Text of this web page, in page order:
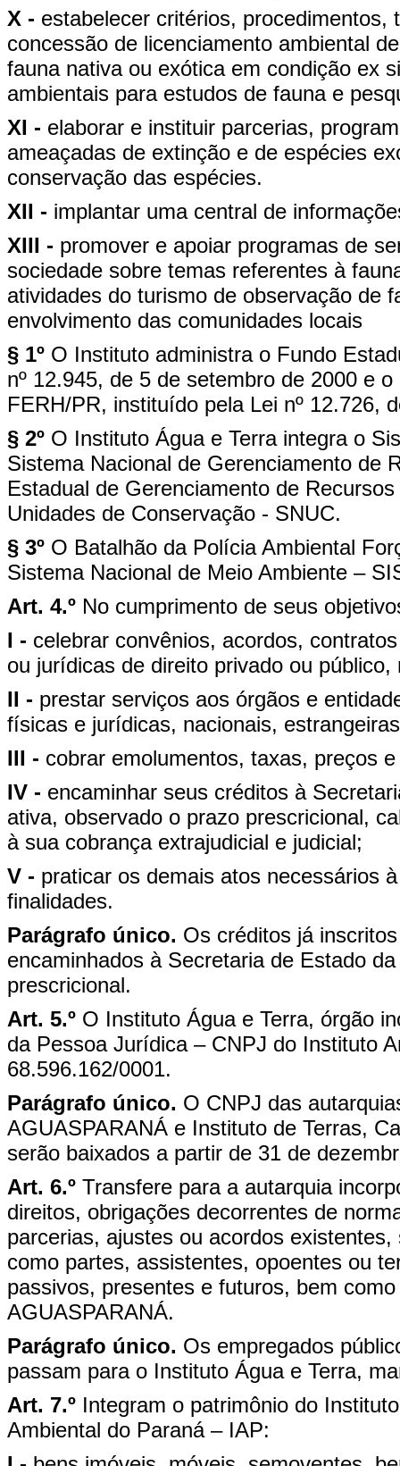
X - estabelecer critérios,
concessão de licenciamento ambiental
fauna nativa ou exótica em condição ex
ambientais para estudos de fauna e
XI - elaborar e instituir parcerias,
ameaçadas de extinção e de espécies
conservação das espécies.
XII - implantar uma central de
XIII - promover e apoiar programas de
sociedade sobre temas referentes à
atividades do turismo de observação de
envolvimento das comunidades locais
§ 1º O Instituto administra o Fundo
nº 12.945, de 5 de setembro de 2000 e
FERH/PR, instituído pela Lei nº 12.726,
§ 2º O Instituto Água e Terra integra o
Sistema Nacional de Gerenciamento de
Estadual de Gerenciamento de
Unidades de Conservação - SNUC.
§ 3º O Batalhão da Polícia Ambiental
Sistema Nacional de Meio Ambiente –
Art. 4.º No cumprimento de seus
I - celebrar convênios, acordos,
ou jurídicas de direito privado ou
II - prestar serviços aos órgãos e
físicas e jurídicas, nacionais,
III - cobrar emolumentos, taxas, preços
IV - encaminhar seus créditos à
ativa, observado o prazo prescricional,
à sua cobrança extrajudicial e judicial;
V - praticar os demais atos necessários
finalidades.
Parágrafo único. Os créditos já
encaminhados à Secretaria de Estado
prescricional.
Art. 5.º O Instituto Água e Terra, órgão
da Pessoa Jurídica – CNPJ do Instituto
68.596.162/0001.
Parágrafo único. O CNPJ das
AGUASPARANÁ e Instituto de Terras,
serão baixados a partir de 31 de
Art. 6.º Transfere para a autarquia
direitos, obrigações decorrentes de
parcerias, ajustes ou acordos
como partes, assistentes, opoentes ou
passivos, presentes e futuros, bem
AGUASPARANÁ.
Parágrafo único. Os empregados
passam para o Instituto Água e Terra,
Art. 7.º Integram o patrimônio do
Ambiental do Paraná – IAP: